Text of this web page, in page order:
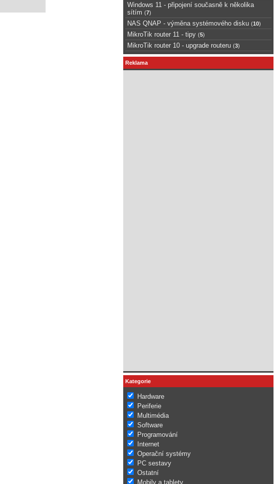
Windows 11 - připojení současně k několika
sítím (7)
NAS QNAP - výměna systémového disku (10)
MikroTik router 11 - tipy (5)
MikroTik router 10 - upgrade routeru (3)
Reklama
Kategorie
Hardware
Periferie
Multimédia
Software
Programování
Internet
Operační systémy
PC sestavy
Ostatní
Mobily a tablety